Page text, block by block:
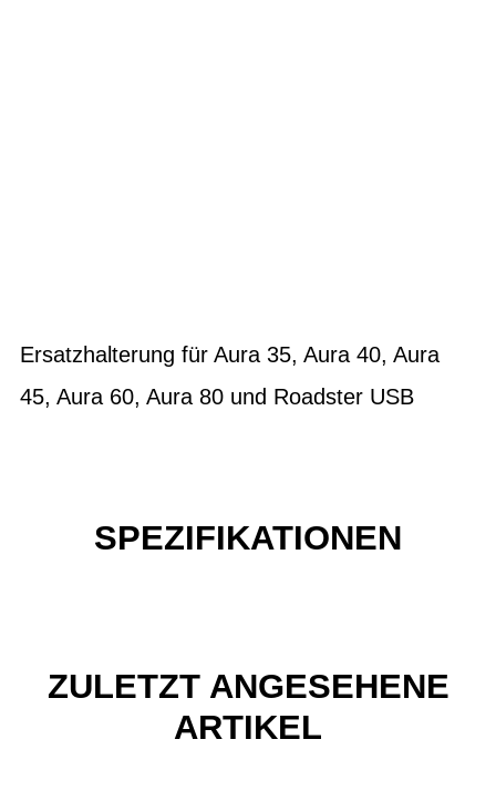
Ersatzhalterung für Aura 35, Aura 40, Aura
45, Aura 60, Aura 80 und Roadster USB
SPEZIFIKATIONEN
ZULETZT ANGESEHENE
ARTIKEL